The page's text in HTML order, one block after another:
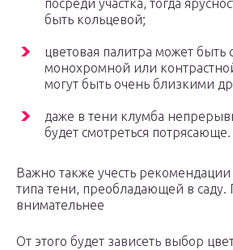
посреди участка, тогда
быть кольцевой;
цветовая палитра может быть
монохромной или
могут быть очень близкими
даже в тени клумба
будет смотреться потрясающе.
Важно также учесть рекомендации
типа тени, преобладающей в саду.
внимательнее
От этого будет зависеть выбор